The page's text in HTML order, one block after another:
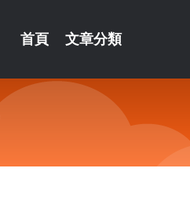
首頁 文章分類